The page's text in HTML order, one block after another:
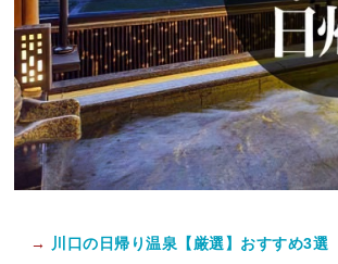
→ 川口の日帰り温泉【厳選】おすすめ3選